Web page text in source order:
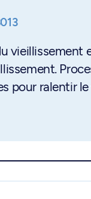
vieillissement
pour ralentir